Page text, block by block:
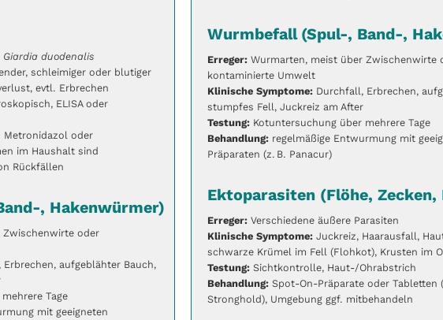
Giardia duodenalis
schleimiger oder blutiger
evtl. Erbrechen
ELISA oder
Metronidazol oder
im Haushalt sind
Rückfällen
, Hakenwürmer)
oder
Erbrechen, aufgeblähter Bauch,
Tage
mit geeigneten
Wurmbefall (Spul-, Band-,
Erreger: Wurmarten, meist über Zwischenwirte
kontaminierte Umwelt
Klinische Symptome: Durchfall, Erbrechen,
stumpfes Fell, Juckreiz am After
Testung: Kotuntersuchung über mehrere Tage
Behandlung: regelmäßige Entwurmung mit
Präparaten (z. B. Panacur)
Ektoparasiten (Flöhe, Zecken,
Erreger: Verschiedene äußere Parasiten
Klinische Symptome: Juckreiz, Haarausfall,
schwarze Krümel im Fell (Flohkot), Krusten im
Testung: Sichtkontrolle, Haut-/Ohrabstrich
Behandlung: Spot-On-Präparate oder Tabletten
Stronghold), Umgebung ggf. mitbehandeln